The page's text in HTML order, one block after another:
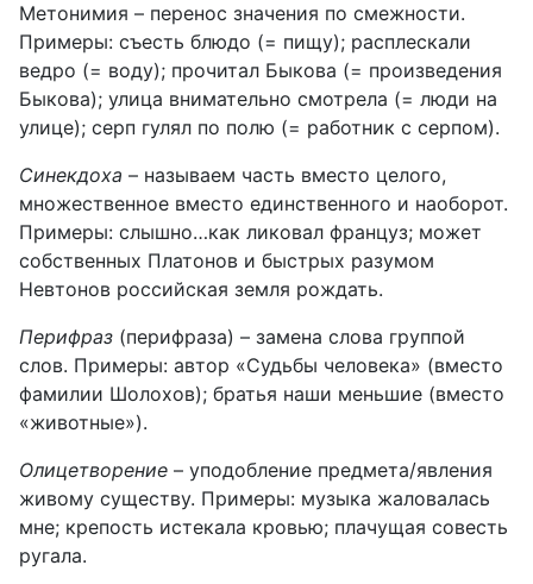
Метонимия – перенос значения по смежности.
Примеры: съесть блюдо (= пищу); расплескали
ведро (= воду); прочитал Быкова (= произведения
Быкова); улица внимательно смотрела (= люди на
улице); серп гулял по полю (= работник с серпом).
Синекдоха – называем часть вместо целого,
множественное вместо единственного и наоборот.
Примеры: слышно…как ликовал француз; может
собственных Платонов и быстрых разумом
Невтонов российская земля рождать.
Перифраз (перифраза) – замена слова группой
слов. Примеры: автор «Судьбы человека» (вместо
фамилии Шолохов); братья наши меньшие (вместо
«животные»).
Олицетворение – уподобление предмета/явления
живому существу. Примеры: музыка жаловалась
мне; крепость истекала кровью; плачущая совесть
ругала.